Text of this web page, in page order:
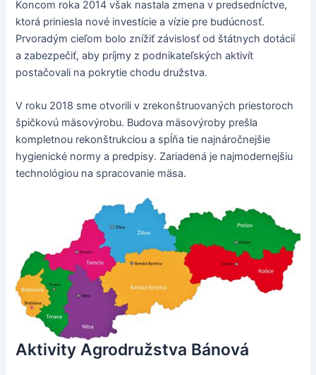
Koncom roka 2014 však nastala zmena v predsedníctve,
ktorá priniesla nové investície a vízie pre budúcnosť.
Prvoradým cieľom bolo znížiť závislosť od štátnych dotácií
a zabezpečiť, aby príjmy z podnikateľských aktivít
postačovali na pokrytie chodu družstva.
V roku 2018 sme otvorili v zrekonštruovaných priestoroch
špičkovú mäsovýrobu. Budova mäsovýroby prešla
kompletnou rekonštrukciou a spĺňa tie najnáročnejšie
hygienické normy a predpisy. Zariadená je najmodernejšiu
technológiou na spracovanie mäsa.
Aktivity Agrodružstva Bánová